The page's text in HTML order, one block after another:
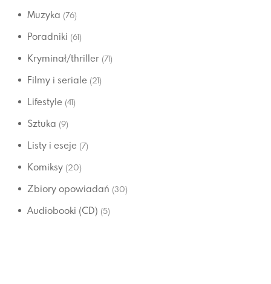
Muzyka (76)
Poradniki (61)
Kryminał/thriller (71)
Filmy i seriale (21)
Lifestyle (41)
Sztuka (9)
Listy i eseje (7)
Komiksy (20)
Zbiory opowiadań (30)
Audiobooki (CD) (5)